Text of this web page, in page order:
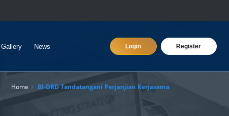
Gallery News Login Register
Home BI-DRD Tandatangani Perjanjian Kerjasama